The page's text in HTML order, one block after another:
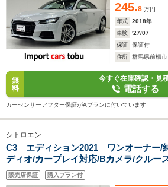
245.8 万円
年式
2018年
車検
'27/07
保証
保証付
住所
群馬県前橋市
無
料
今すぐ在庫確認・見
電話する
カーセンサーアフター保証がAプランに付いています
シトロエン
C3 エディション2021 ワンオーナー/
ディオ/カープレイ対応/Bカメラ/クルー
ンドスポットモニター/ETC/社内フロン
ハーフレザーシート/スマートキー/キーレ
販売店保証 購入プラン付